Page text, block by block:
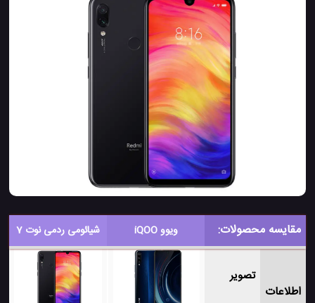
مقایسه محصولات: ویوو iQOO شیائومی ردمی نوت 7
اطلاعات
تصویر